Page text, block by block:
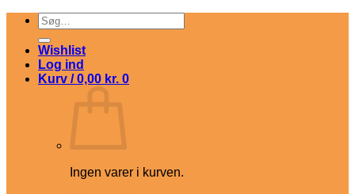
Fortsæt
indhold
Søg
efter:
Wishlist
Log ind
Kurv /0,00 kr. 0
Ingen varer i kurven.